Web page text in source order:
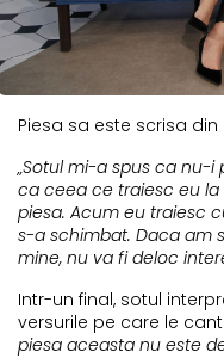
Piesa sa este scrisa din
„Sotul mi-a spus ca nu-i
ca ceea ce traiesc eu
piesa. Acum eu traiesc
s-a schimbat. Daca am
mine, nu va fi deloc
Intr-un final, sotul
versurile pe care le
piesa aceasta nu este